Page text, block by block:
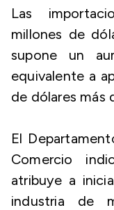
Las
millones de
supone un
equivalente a
de dólares más
El
Comercio
atribuye a
industria de